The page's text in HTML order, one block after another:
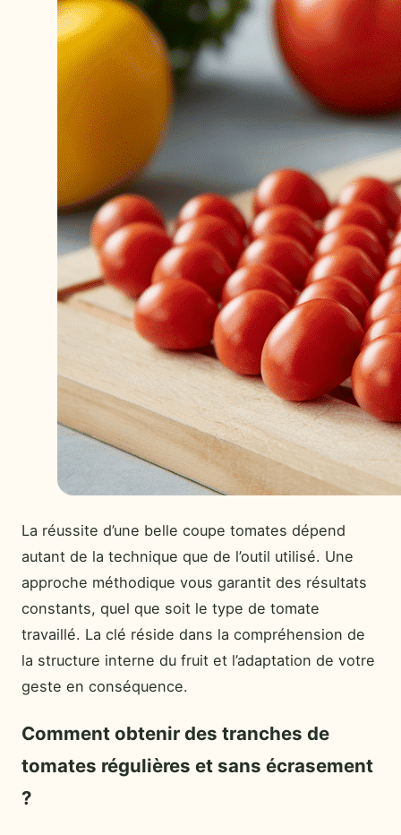
La réussite d’une belle coupe tomates dépend
autant de la technique que de l’outil utilisé. Une
approche méthodique vous garantit des résultats
constants, quel que soit le type de tomate
travaillé. La clé réside dans la compréhension de
la structure interne du fruit et l’adaptation de votre
geste en conséquence.
Comment obtenir des tranches de
tomates régulières et sans écrasement
?